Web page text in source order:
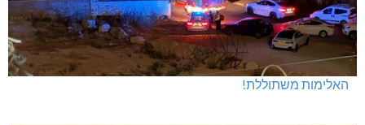
האלימות משתוללת!